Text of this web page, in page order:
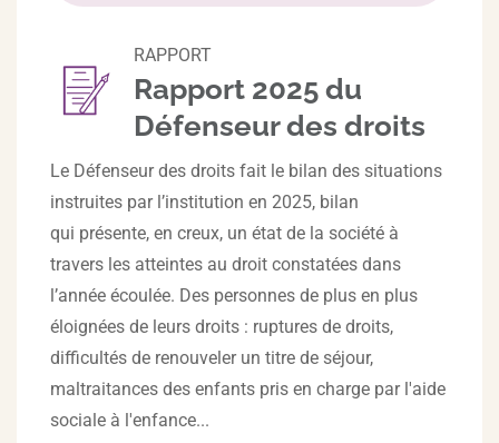
RAPPORT
Rapport 2025 du
Défenseur des droits
Le Défenseur des droits fait le bilan des situations
instruites par l’institution en 2025, bilan
qui présente, en creux, un état de la société à
travers les atteintes au droit constatées dans
l’année écoulée. Des personnes de plus en plus
éloignées de leurs droits : ruptures de droits,
difficultés de renouveler un titre de séjour,
maltraitances des enfants pris en charge par l'aide
sociale à l'enfance...